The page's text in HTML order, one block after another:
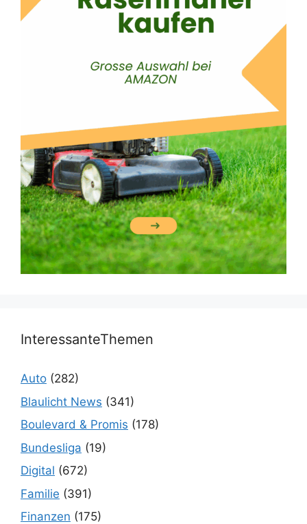
InteressanteThemen
Auto (282)
Blaulicht News (341)
Boulevard & Promis (178)
Bundesliga (19)
Digital (672)
Familie (391)
Finanzen (175)